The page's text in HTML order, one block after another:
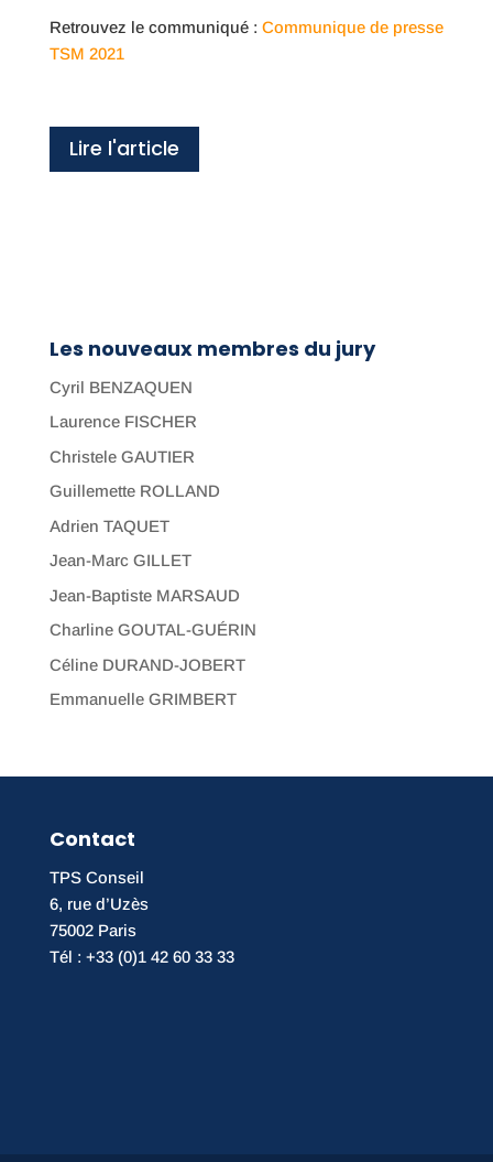
Retrouvez le communiqué : Communique de presse
TSM 2021
Lire l'article
Les nouveaux membres du jury
Cyril BENZAQUEN
Laurence FISCHER
Christele GAUTIER
Guillemette ROLLAND
Adrien TAQUET
Jean-Marc GILLET
Jean-Baptiste MARSAUD
Charline GOUTAL-GUÉRIN
Céline DURAND-JOBERT
Emmanuelle GRIMBERT
Contact
TPS Conseil
6, rue d’Uzès
75002 Paris
Tél : +33 (0)1 42 60 33 33